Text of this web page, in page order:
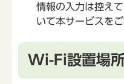
情報の入力は控え
いて本サービスをご
Wi-Fi設置場